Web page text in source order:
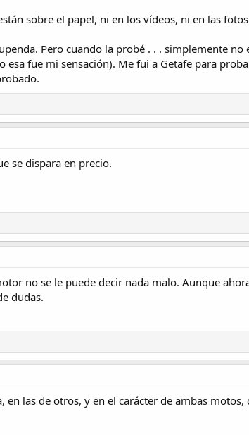
sobre el papel, ni en los vídeos, ni en las
Pero cuando la probé . . . simplemente no
fue mi sensación). Me fui a Getafe para
se dispara en precio.
no se le puede decir nada malo. Aunque
dudas.
las de otros, y en el carácter de ambas motos,